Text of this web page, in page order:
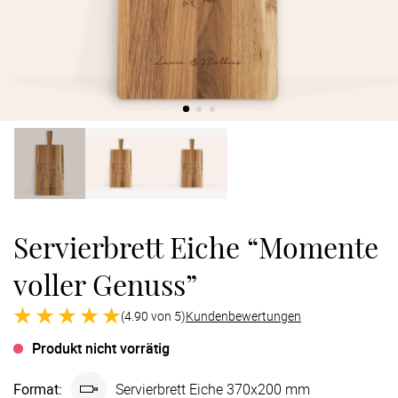
Servierbrett Eiche “Momente
voller Genuss”
(4.90 von 5)Kundenbewertungen
Produkt nicht vorrätig
Format: Servierbrett Eiche 370x200 mm